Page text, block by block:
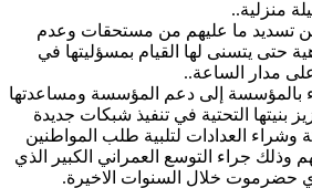
تسديد ما عليهم من مستحقات وعدم
حتى يتسنى لها القيام بمسؤليتها في
مدار الساعة..
بالمؤسسة إلى دعم المؤسسة ومساعدتها
بنيتها التحتية في تنفيذ شبكات جديدة
وشراء العدادات لتلبية طلب المواطنين
وذلك جراء التوسع العمراني الكبير الذي
حضرموت خلال السنوات الاخيرة.